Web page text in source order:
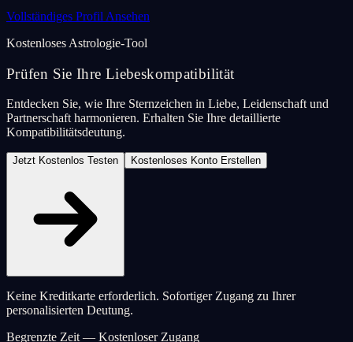
Vollständiges Profil Ansehen
Kostenloses Astrologie-Tool
Prüfen Sie Ihre Liebeskompatibilität
Entdecken Sie, wie Ihre Sternzeichen in Liebe, Leidenschaft und
Partnerschaft harmonieren. Erhalten Sie Ihre detaillierte
Kompatibilitätsdeutung.
Jetzt Kostenlos Testen Kostenloses Konto Erstellen
Keine Kreditkarte erforderlich. Sofortiger Zugang zu Ihrer
personalisierten Deutung.
Begrenzte Zeit — Kostenloser Zugang